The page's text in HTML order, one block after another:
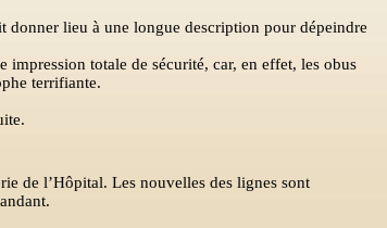
donner lieu à une longue description pour dépeindre
totale de sécurité, car, en effet, les obus
terrifiante.
de l’Hôpital. Les nouvelles des lignes sont